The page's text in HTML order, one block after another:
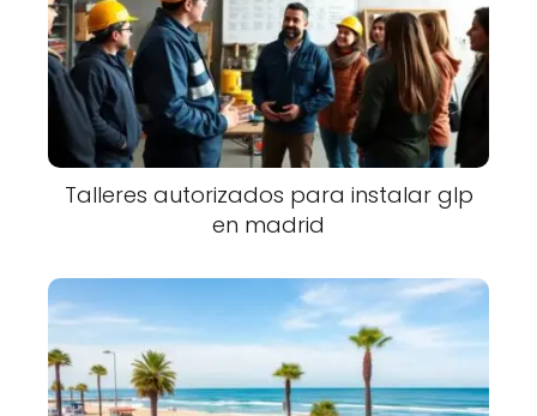
Talleres autorizados para instalar glp
en madrid